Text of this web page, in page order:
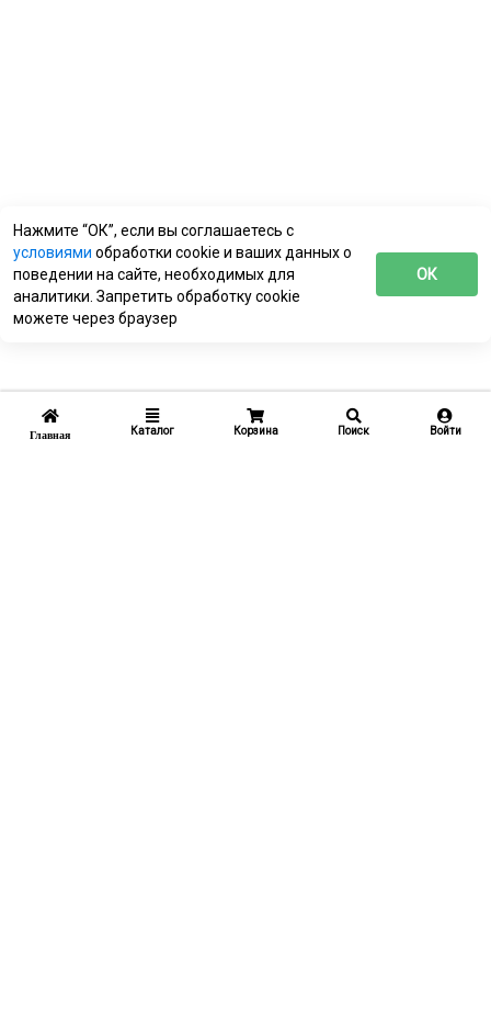
Главная Каталог Корзина Поиск Войти
Нажмите “ОК”, если вы соглашаетесь с
условиями обработки cookie и ваших данных о
поведении на сайте, необходимых для
аналитики. Запретить обработку cookie
можете через браузер
ОК